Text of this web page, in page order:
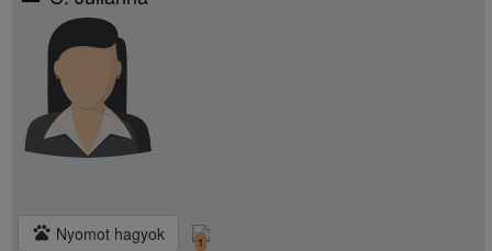
pets Nyomot hagyok 1